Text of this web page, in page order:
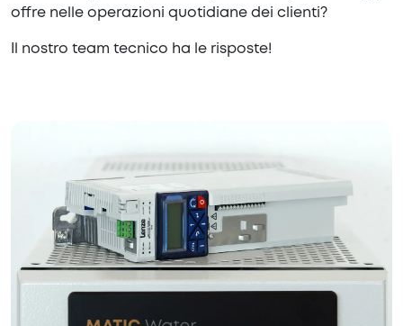
offre nelle operazioni quotidiane dei clienti?
Il nostro team tecnico ha le risposte!